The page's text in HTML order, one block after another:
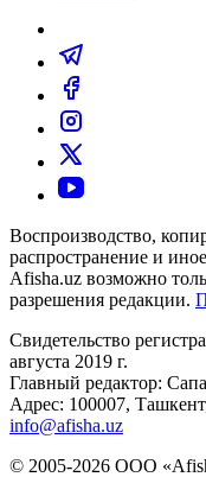
Воспроизводство,
распространение и
Afisha.uz возможно
разрешения редакции.
Свидетельство
августа 2019 г.
Главный редактор:
Адрес: 100007,
info@afisha.uz
© 2005-2026 ООО